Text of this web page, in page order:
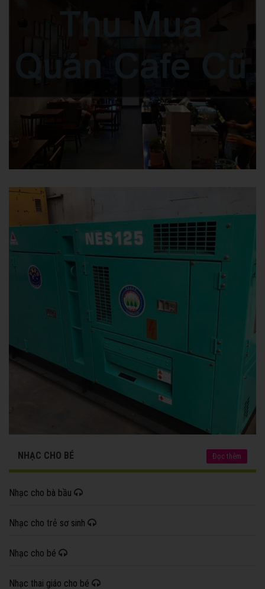
NHẠC CHO BÉ Đọc thêm
Nhạc cho bà bầu
Nhạc cho trẻ sơ sinh
Nhạc cho bé
Nhạc thai giáo cho bé